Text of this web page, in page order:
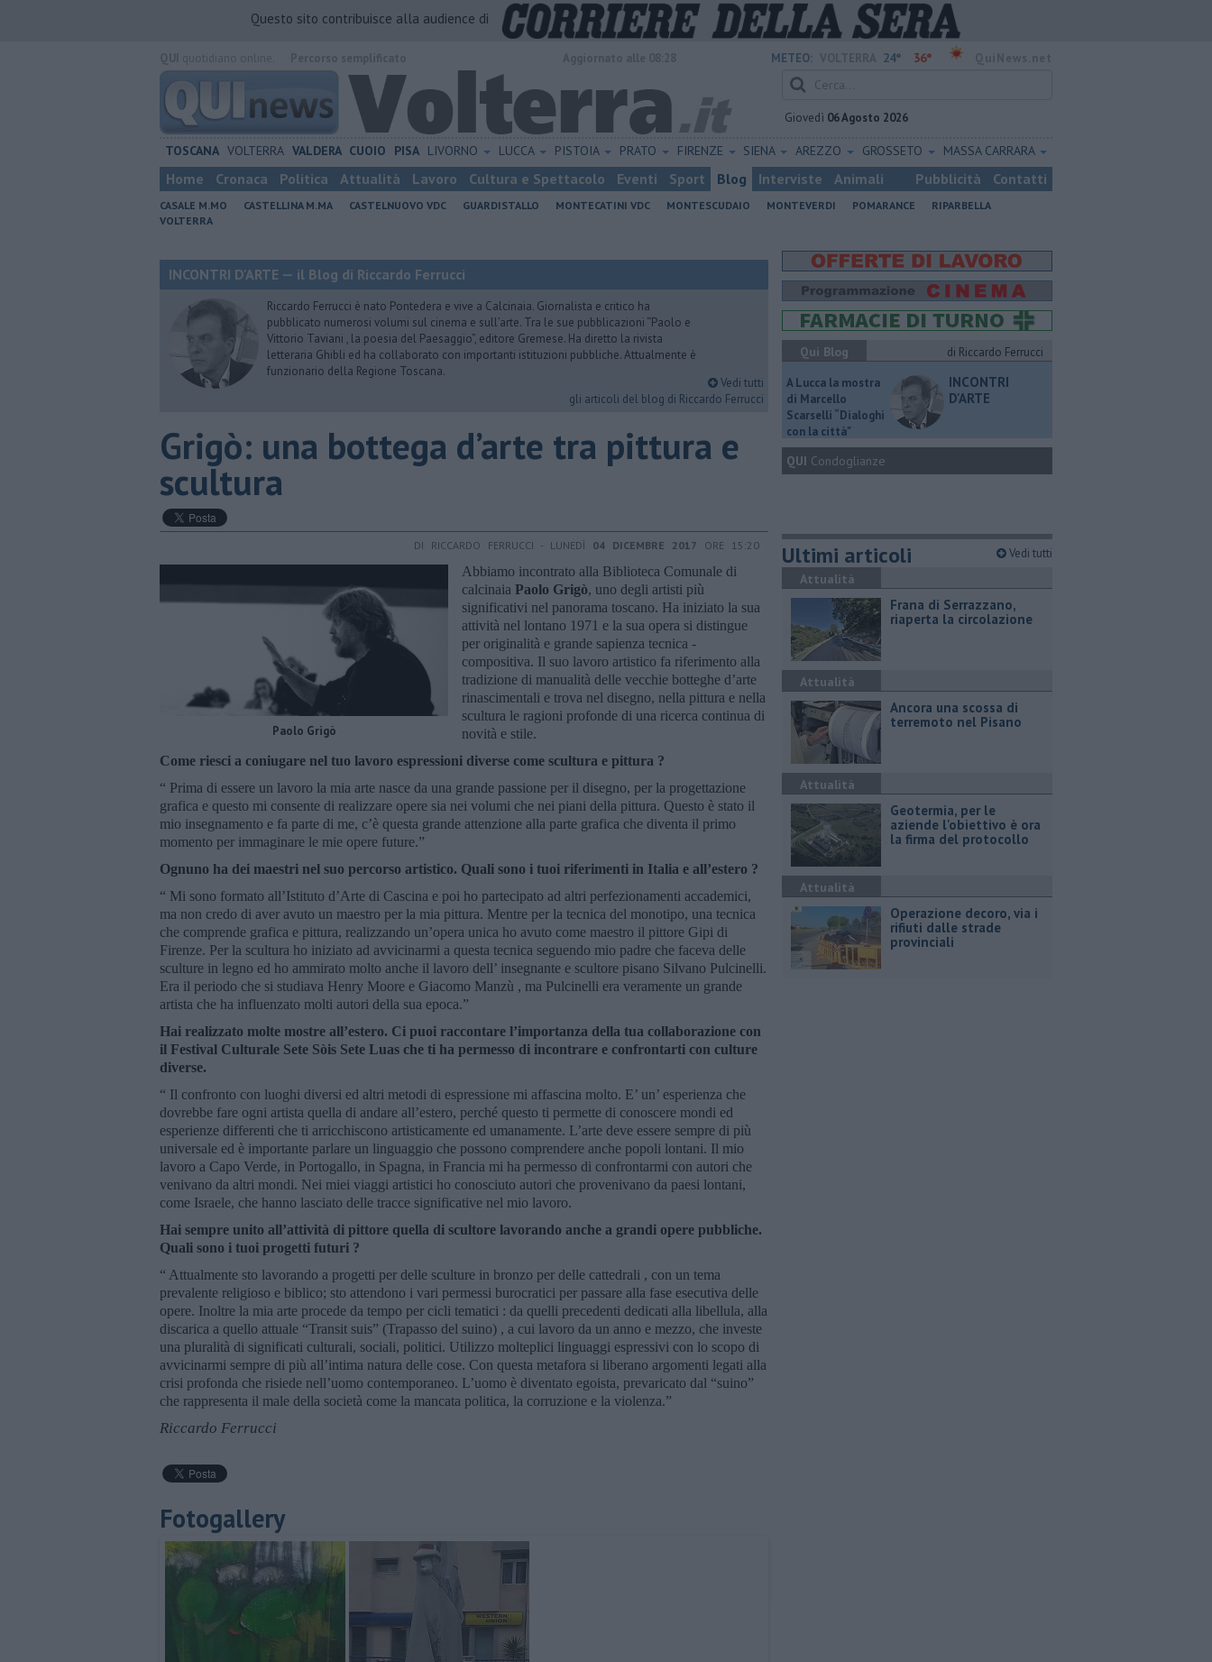
Questo sito contribuisce alla audience di
METEO: 24° 36°
Giovedì 06 Agosto 2026
TOSCANA VOLTERRA VALDERA CUOIO PISA LIVORNO LUCCA PISTOIA PRATO FIRENZE SIENA AREZZO GROSSETO MASSA CARRARA
Home Cronaca Politica Attualità Lavoro Cultura e Spettacolo Eventi Sport Blog Interviste Animali Pubblicità Contatti
CASALE M.MO CASTELLINA M.MA CASTELNUOVO VDC GUARDISTALLO MONTECATINI VDC MONTESCUDAIO MONTEVERDI POMARANCE
RIPARBELLA
VOLTERRA
INCONTRI D'ARTE — il Blog di Riccardo Ferrucci
Riccardo Ferrucci è nato Pontedera e vive a Calcinaia. Giornalista e critico ha
pubblicato numerosi volumi sul cinema e sull’arte. Tra le sue pubblicazioni “Paolo e
Vittorio Taviani , la poesia del Paesaggio”, editore Gremese. Ha diretto la rivista
letteraria Ghibli ed ha collaborato con importanti istituzioni pubbliche. Attualmente è
funzionario della Regione Toscana.
Vedi tutti
gli articoli del blog di Riccardo Ferrucci
Grigò: una bottega d’arte tra pittura e
scultura
DI RICCARDO FERRUCCI - LUNEDÌ 04 DICEMBRE 2017 ORE 15:20
Paolo Grigò
Abbiamo incontrato alla Biblioteca Comunale di
calcinaia Paolo Grigò, uno degli artisti più
significativi nel panorama toscano. Ha iniziato la sua
attività nel lontano 1971 e la sua opera si distingue
per originalità e grande sapienza tecnica -
compositiva. Il suo lavoro artistico fa riferimento alla
tradizione di manualità delle vecchie botteghe d’arte
rinascimentali e trova nel disegno, nella pittura e nella
scultura le ragioni profonde di una ricerca continua di
novità e stile.
Come riesci a coniugare nel tuo lavoro espressioni diverse come scultura e pittura ?
“ Prima di essere un lavoro la mia arte nasce da una grande passione per il disegno, per la progettazione
grafica e questo mi consente di realizzare opere sia nei volumi che nei piani della pittura. Questo è stato il
mio insegnamento e fa parte di me, c’è questa grande attenzione alla parte grafica che diventa il primo
momento per immaginare le mie opere future.”
Ognuno ha dei maestri nel suo percorso artistico. Quali sono i tuoi riferimenti in Italia e all’estero ?
“ Mi sono formato all’Istituto d’Arte di Cascina e poi ho partecipato ad altri perfezionamenti accademici,
ma non credo di aver avuto un maestro per la mia pittura. Mentre per la tecnica del monotipo, una tecnica
che comprende grafica e pittura, realizzando un’opera unica ho avuto come maestro il pittore Gipi di
Firenze. Per la scultura ho iniziato ad avvicinarmi a questa tecnica seguendo mio padre che faceva delle
sculture in legno ed ho ammirato molto anche il lavoro dell’ insegnante e scultore pisano Silvano Pulcinelli.
Era il periodo che si studiava Henry Moore e Giacomo Manzù , ma Pulcinelli era veramente un grande
artista che ha influenzato molti autori della sua epoca.”
Hai realizzato molte mostre all’estero. Ci puoi raccontare l’importanza della tua collaborazione con
il Festival Culturale Sete Sòis Sete Luas che ti ha permesso di incontrare e confrontarti con culture
diverse.
“ Il confronto con luoghi diversi ed altri metodi di espressione mi affascina molto. E’ un’ esperienza che
dovrebbe fare ogni artista quella di andare all’estero, perché questo ti permette di conoscere mondi ed
esperienze differenti che ti arricchiscono artisticamente ed umanamente. L’arte deve essere sempre di più
universale ed è importante parlare un linguaggio che possono comprendere anche popoli lontani. Il mio
lavoro a Capo Verde, in Portogallo, in Spagna, in Francia mi ha permesso di confrontarmi con autori che
venivano da altri mondi. Nei miei viaggi artistici ho conosciuto autori che provenivano da paesi lontani,
come Israele, che hanno lasciato delle tracce significative nel mio lavoro.
Hai sempre unito all’attività di pittore quella di scultore lavorando anche a grandi opere pubbliche.
Quali sono i tuoi progetti futuri ?
“ Attualmente sto lavorando a progetti per delle sculture in bronzo per delle cattedrali , con un tema
prevalente religioso e biblico; sto attendono i vari permessi burocratici per passare alla fase esecutiva delle
opere. Inoltre la mia arte procede da tempo per cicli tematici : da quelli precedenti dedicati alla libellula, alla
discarica a quello attuale “Transit suis” (Trapasso del suino) , a cui lavoro da un anno e mezzo, che investe
una pluralità di significati culturali, sociali, politici. Utilizzo molteplici linguaggi espressivi con lo scopo di
avvicinarmi sempre di più all’intima natura delle cose. Con questa metafora si liberano argomenti legati alla
crisi profonda che risiede nell’uomo contemporaneo. L’uomo è diventato egoista, prevaricato dal “suino”
che rappresenta il male della società come la mancata politica, la corruzione e la violenza.”
Riccardo Ferrucci
Fotogallery
Qui Blog
di Riccardo Ferrucci
A Lucca la mostra
di Marcello
Scarselli “Dialoghi
con la città"
INCONTRI
D'ARTE
QUI Condoglianze
Ultimi articoli Vedi tutti
Attualità
Frana di Serrazzano,
riaperta la circolazione
Attualità
Ancora una scossa di
terremoto nel Pisano
Attualità
Geotermia, per le
aziende l'obiettivo è ora
la firma del protocollo
Attualità
Operazione decoro, via i
rifiuti dalle strade
provinciali